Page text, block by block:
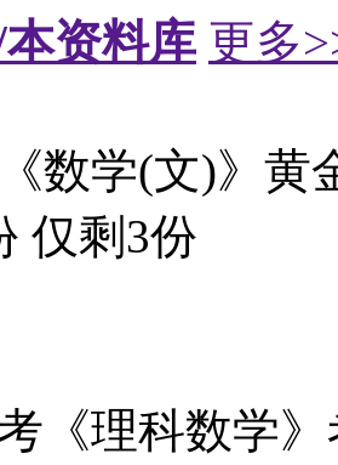
资料库 更多
数学(文)》黄
仅剩 3份
《理科数学